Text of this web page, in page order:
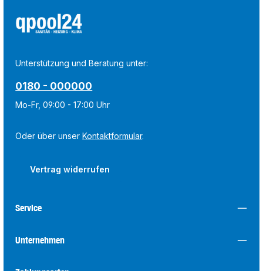
Unterstützung und Beratung unter:
0180 - 000000
Mo-Fr, 09:00 - 17:00 Uhr
Oder über unserKontaktformular.
Vertrag widerrufen
Service
Unternehmen